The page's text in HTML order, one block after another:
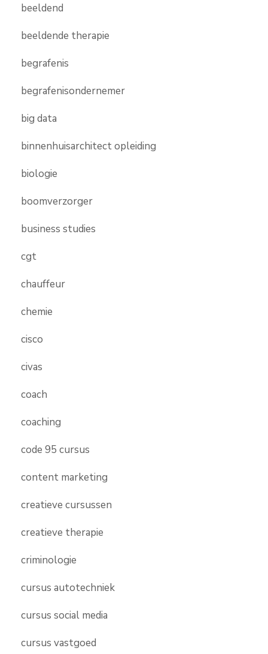
beeldend
beeldende therapie
begrafenis
begrafenisondernemer
big data
binnenhuisarchitect opleiding
biologie
boomverzorger
business studies
cgt
chauffeur
chemie
cisco
civas
coach
coaching
code 95 cursus
content marketing
creatieve cursussen
creatieve therapie
criminologie
cursus autotechniek
cursus social media
cursus vastgoed